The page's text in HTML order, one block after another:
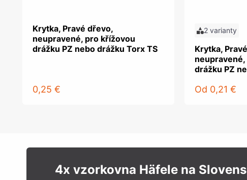
Krytka, Pravé dřevo,
neupravené, pro křížovou
drážku PZ nebo drážku Torx TS
0,25 €
2 varianty
Krytka,
drážku PZ
Od 0,21 €
4x vzorkovna Häfele na